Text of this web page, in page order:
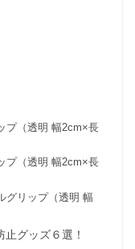
プ（透明 幅2cm×長
プ（透明 幅2cm×長
グリップ（透明 幅
グッズ６選！